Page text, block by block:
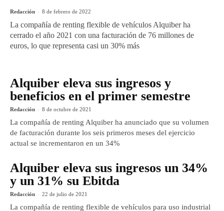
Redacción - 8 de febrero de 2022
La compañía de renting flexible de vehículos Alquiber ha
cerrado el año 2021 con una facturación de 76 millones de
euros, lo que representa casi un 30% más
Alquiber eleva sus ingresos y
beneficios en el primer semestre
Redacción - 8 de octubre de 2021
La compañía de renting Alquiber ha anunciado que su volumen
de facturación durante los seis primeros meses del ejercicio
actual se incrementaron en un 34%
Alquiber eleva sus ingresos un 34%
y un 31% su Ebitda
Redacción - 22 de julio de 2021
La compañía de renting flexible de vehículos para uso industrial